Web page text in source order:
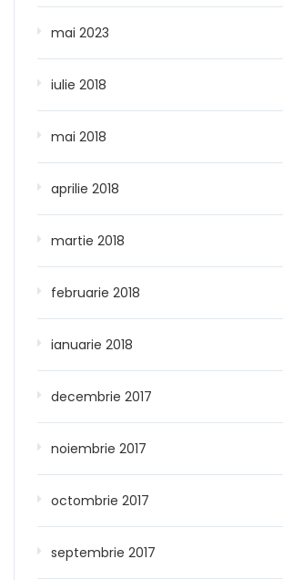
mai 2023
iulie 2018
mai 2018
aprilie 2018
martie 2018
februarie 2018
ianuarie 2018
decembrie 2017
noiembrie 2017
octombrie 2017
septembrie 2017